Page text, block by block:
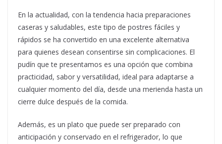
En la actualidad, con la tendencia hacia preparaciones
caseras y saludables, este tipo de postres fáciles y
rápidos se ha convertido en una excelente alternativa
para quienes desean consentirse sin complicaciones. El
pudín que te presentamos es una opción que combina
practicidad, sabor y versatilidad, ideal para adaptarse a
cualquier momento del día, desde una merienda hasta un
cierre dulce después de la comida.
Además, es un plato que puede ser preparado con
anticipación y conservado en el refrigerador, lo que